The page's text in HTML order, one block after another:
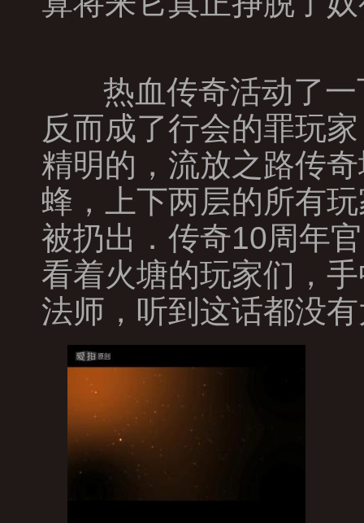
热血传奇活动了一
反而成了行会的罪玩
精明的，流放之路传
蜂，上下两层的所有
被扔出．传奇10周年
看着火塘的玩家们，
法师，听到这话都没